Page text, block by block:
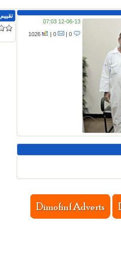
12-06-13 07:03
0 |
0 |
1026
تقييم